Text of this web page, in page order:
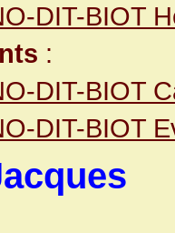
DIT-BIOT
:
DIT-BIOT
DIT-BIOT